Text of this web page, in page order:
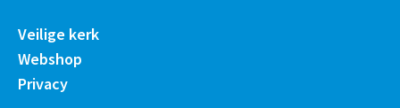
Veilige kerk
Webshop
Privacy